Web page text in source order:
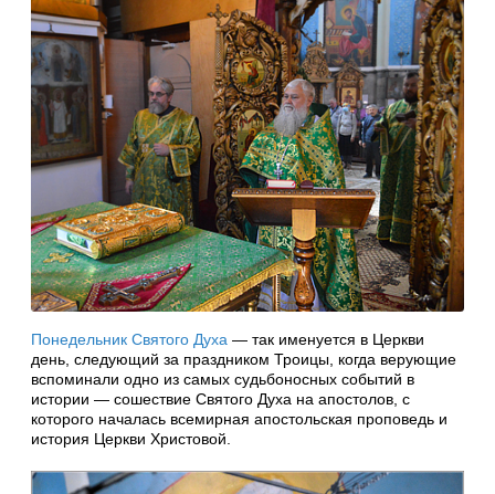
Понедельник Святого Духа — так именуется в Церкви
день, следующий за праздником Троицы, когда верующие
вспоминали одно из самых судьбоносных событий в
истории — сошествие Святого Духа на апостолов, с
которого началась всемирная апостольская проповедь и
история Церкви Христовой.